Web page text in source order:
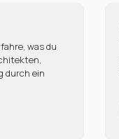
was du
durch ein